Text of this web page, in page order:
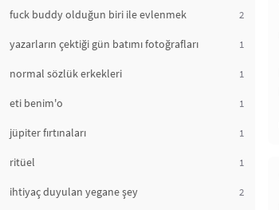
fuck buddy olduğun biri ile evlenmek 2
yazarların çektiği gün batımı fotoğrafları 1
normal sözlük erkekleri 1
eti benim'o 1
jüpiter fırtınaları 1
ritüel 1
ihtiyaç duyulan yegane şey 2